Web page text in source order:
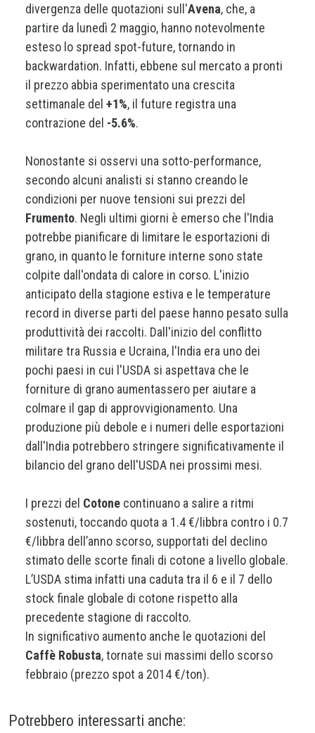
divergenza delle quotazioni sull'Avena, che, a
partire da lunedì 2 maggio, hanno notevolmente
esteso lo spread spot-future, tornando in
backwardation. Infatti, ebbene sul mercato a pronti
il prezzo abbia sperimentato una crescita
settimanale del +1%, il future registra una
contrazione del -5.6%.
Nonostante si osservi una sotto-performance,
secondo alcuni analisti si stanno creando le
condizioni per nuove tensioni sui prezzi del
Frumento. Negli ultimi giorni è emerso che l'India
potrebbe pianificare di limitare le esportazioni di
grano, in quanto le forniture interne sono state
colpite dall'ondata di calore in corso. L'inizio
anticipato della stagione estiva e le temperature
record in diverse parti del paese hanno pesato sulla
produttività dei raccolti. Dall'inizio del conflitto
militare tra Russia e Ucraina, l'India era uno dei
pochi paesi in cui l'USDA si aspettava che le
forniture di grano aumentassero per aiutare a
colmare il gap di approvvigionamento. Una
produzione più debole e i numeri delle esportazioni
dall'India potrebbero stringere significativamente il
bilancio del grano dell'USDA nei prossimi mesi.
I prezzi del Cotone continuano a salire a ritmi
sostenuti, toccando quota a 1.4 €/libbra contro i 0.7
€/libbra dell’anno scorso, supportati del declino
stimato delle scorte finali di cotone a livello globale.
L’USDA stima infatti una caduta tra il 6 e il 7 dello
stock finale globale di cotone rispetto alla
precedente stagione di raccolto.
In significativo aumento anche le quotazioni del
Caffè Robusta, tornate sui massimi dello scorso
febbraio (prezzo spot a 2014 €/ton).
Potrebbero interessarti anche: